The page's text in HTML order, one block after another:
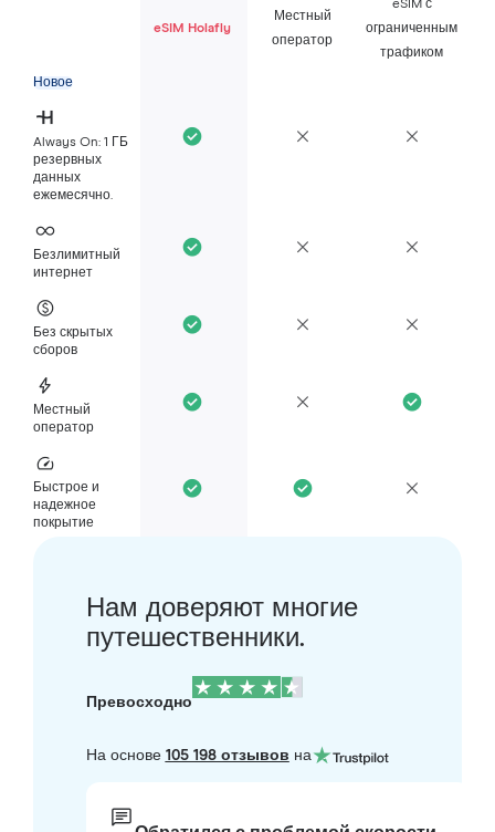
eSIM Holafly
Местный
оператор
eSIM с
ограниченным
трафиком
Новое
Always On: 1 ГБ
резервных
данных
ежемесячно.
Безлимитный
интернет
Без скрытых
сборов
Местный
оператор
Быстрое и
надежное
покрытие
Нам доверяют многие
путешественники.
Превосходно
На основе 105 198 отзывов на